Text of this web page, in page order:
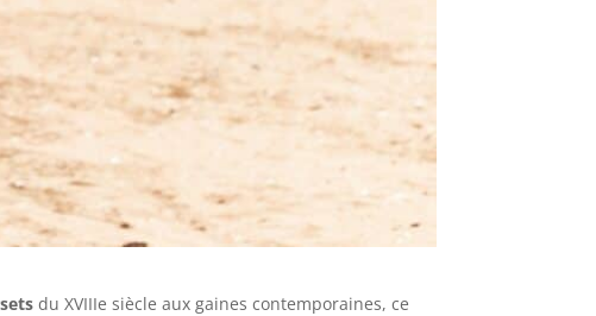
du XVIIIe siècle aux gaines contemporaines, ce